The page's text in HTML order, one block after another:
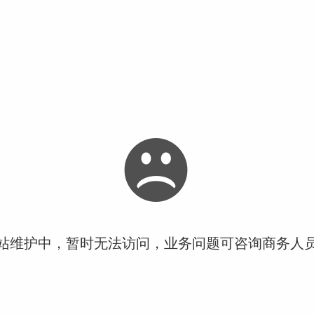
维护中，暂时无法访问，业务问题可咨询商务人